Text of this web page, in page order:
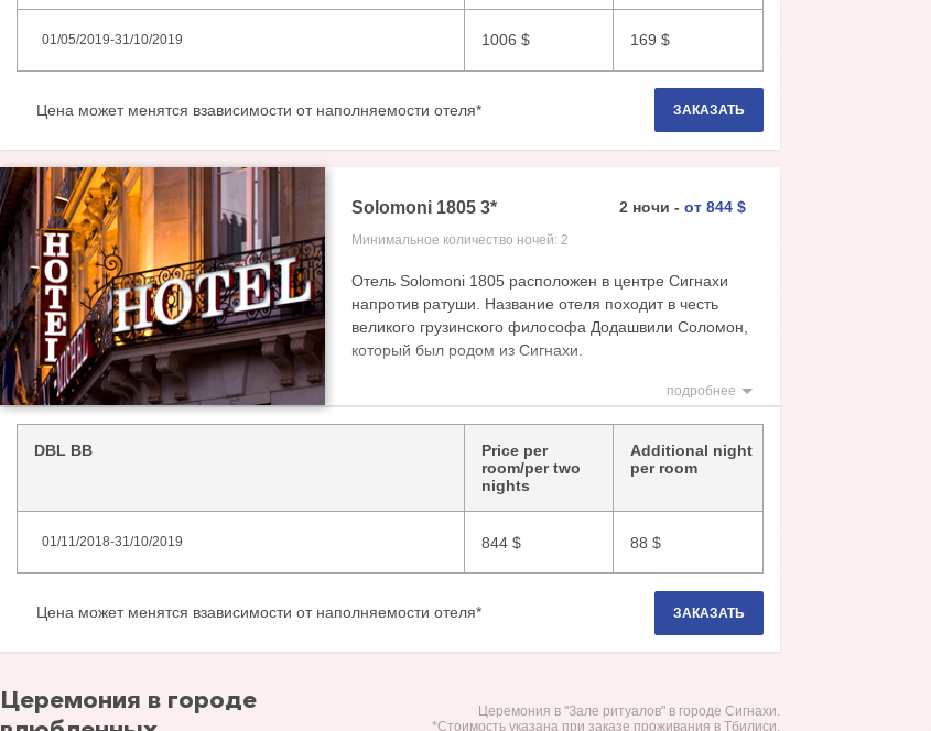
01/05/2019-31/10/2019 1006 $ 169 $
Цена может менятся взависимости от наполняемости отеля* ЗАКАЗАТЬ
Solomoni 1805 3* 2 ночи -от844 $
Минимальное количество ночей: 2
Отель Solomoni 1805 расположен в центре Сигнахи
напротив ратуши. Название отеля походит в честь
великого грузинского философа Додашвили Соломон,
который был родом из Сигнахи.
Инфраструктура отеля: ресторан, летнее кафе -
терраса, традиционный грузинский винный погреб, зал
заседаний.
В номерах отеля: телефон, мини-бар, сейф, фен,
спутниковое ТВ, Wi-Fi.
подробнее
DBL BB
Price per
room/per two
nights
Additional night
per room
01/11/2018-31/10/2019 844 $ 88 $
Цена может менятся взависимости от наполняемости отеля* ЗАКАЗАТЬ
Церемония в городе
Церемония в "Зале ритуалов" в городе Сигнахи.
*Стоимость указана при заказе проживания в Тбилиси.